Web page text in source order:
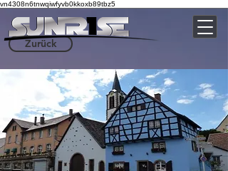
vn4308n6tnwqiwfyvb0kkoxb89tbz5
Zurück